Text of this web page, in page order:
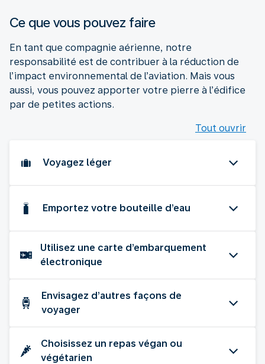
Ce que vous pouvez faire
En tant que compagnie aérienne, notre
responsabilité est de contribuer à la réduction de
l’impact environnemental de l’aviation. Mais vous
aussi, vous pouvez apporter votre pierre à l’édifice
par de petites actions.
Tout ouvrir
Voyagez léger
Emportez votre bouteille d’eau
Utilisez une carte d’embarquement
électronique
Envisagez d’autres façons de
voyager
Choisissez un repas végan ou
végétarien